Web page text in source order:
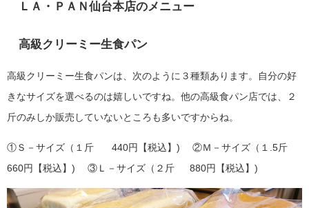
ＬＡ・ＰＡＮ仙台本店のメニュー
高級クリーミー生食パン
高級クリーミー生食パンは、次のように３種類あります。自分の好
きなサイズを選べるのは嬉しいですね。他の高級食パン店では、２
斤のみしか販売していないところも多いですからね。
①Ｓ－サイズ（１斤 440円【税込】) ②Ｍ－サイズ（１.5斤
660円【税込】) ③Ｌ－サイズ（２斤 880円【税込】)